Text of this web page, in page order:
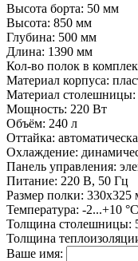
Высота борта: 50 мм
Высота: 850 мм
Глубина: 500 мм
Длина: 1390 мм
Кол-во полок в
Материал корпуса:
Материал столешницы:
Мощность: 220 Вт
Объём: 240 л
Оттайка:
Охлаждение:
Панель управления:
Питание: 220 В, 50 Гц
Размер полки: 330х325
Температура: -2...+10 °С
Толщина столешницы:
Толщина
Ваше имя: